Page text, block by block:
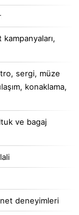
sergi, müze
konaklama,
ve bagaj
deneyimleri